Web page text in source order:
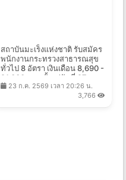
สถาบันมะเร็งแห่งชาติ รับสมัคร
พนักงานกระทรวงสาธารณสุข
ทั่วไป 8 อัตรา เงินเดือน 8,690 -
21,000 บาท ตั้งแต่วันที่ 27 ก.ค.
- 10 ส.ค. 2569
23 ก.ค. 2569 เวลา 20:26 น.
3,766